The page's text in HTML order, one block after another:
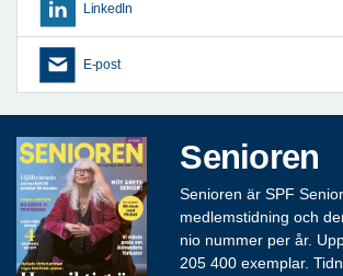
LinkedIn
E-post
Senioren
Senioren är SPF
medlemstidning och
nio nummer per år.
205 400 exemplar.